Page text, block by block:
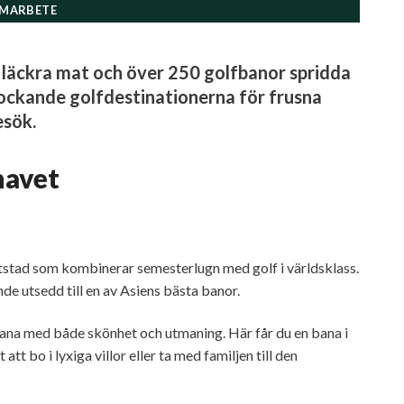
mat och över 250 golfbanor spridda
golfdestinationerna för frusna
som kombinerar semesterlugn med golf i världsklass.
utsedd till en av Asiens bästa banor.
med både skönhet och utmaning. Här får du en bana i
bo i lyxiga villor eller ta med familjen till den